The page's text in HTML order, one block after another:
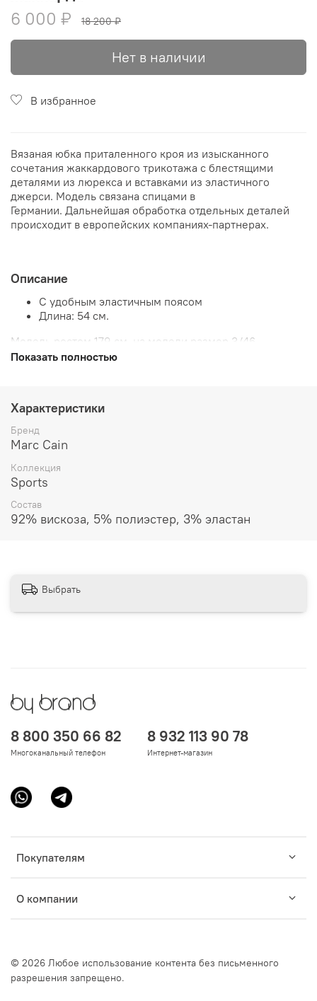
6 000 ₽
18 200 ₽
Нет в наличии
В избранное
Вязаная юбка приталенного кроя из изысканного
сочетания жаккардового трикотажа с блестящими
деталями из люрекса и вставками из эластичного
джерси. Модель связана спицами в
Германии. Дальнейшая обработка отдельных деталей
происходит в европейских компаниях-партнерах.
Описание
С удобным эластичным поясом
Длина: 54 см.
Модель ростом 179 см, на модели размер 3/46
Показать полностью
Характеристики
Бренд
Marc Cain
Коллекция
Sports
Состав
92% вискоза, 5% полиэстер, 3% эластан
Выбрать
Покупателям
О компании
8 800 350 66 82
Многоканальный телефон
8 932 113 90 78
Интернет-магазин
© 2026 Любое использование контента без письменного
разрешения запрещено.